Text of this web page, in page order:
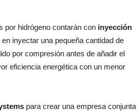
por hidrógeno contarán con inyección
inyectar una pequeña cantidad de
por compresión antes de añadir el
eficiencia energética con un menor
para crear una empresa